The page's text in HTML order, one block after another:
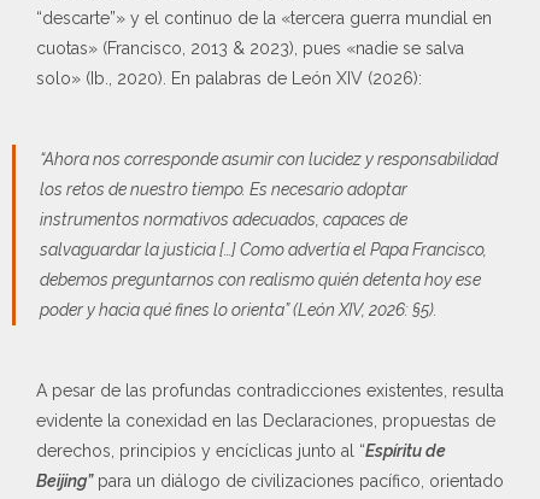
“descarte”» y el continuo de la «tercera guerra mundial en
cuotas» (Francisco, 2013 & 2023), pues «nadie se salva
solo» (Ib., 2020). En palabras de León XIV (2026):
“Ahora nos corresponde asumir con lucidez y responsabilidad
los retos de nuestro tiempo. Es necesario adoptar
instrumentos normativos adecuados, capaces de
salvaguardar la justicia […] Como advertía el Papa Francisco,
debemos preguntarnos con realismo quién detenta hoy ese
poder y hacia qué fines lo orienta”(León XIV, 2026: §5).
A pesar de las profundas contradicciones existentes, resulta
evidente la conexidad en las Declaraciones, propuestas de
derechos, principios y encíclicas junto al “Espíritu de
Beijing”para un diálogo de civilizaciones pacífico, orientado